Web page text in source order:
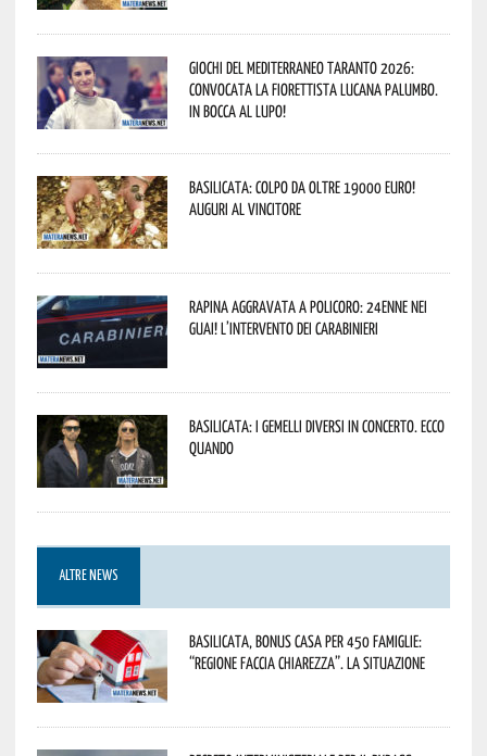
Giochi del Mediterraneo Taranto 2026:
convocata la fiorettista lucana Palumbo.
In bocca al lupo!
Basilicata: colpo da oltre 19000 Euro!
Auguri al vincitore
Rapina aggravata a Policoro: 24enne nei
guai! L’intervento dei Carabinieri
Basilicata: i Gemelli DiVersi in concerto. Ecco
quando
ALTRE NEWS
Basilicata, Bonus casa per 450 famiglie:
“Regione faccia chiarezza”. La situazione